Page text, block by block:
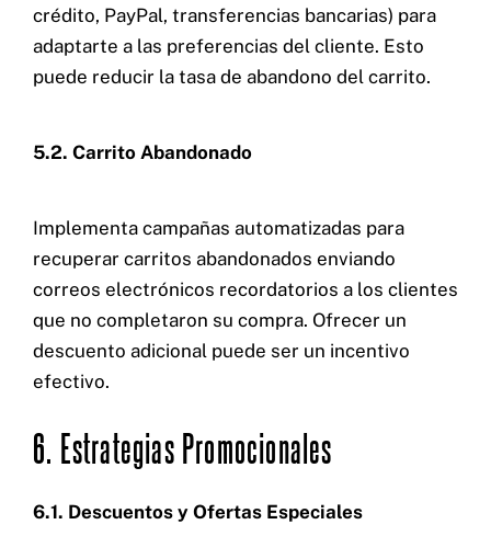
crédito, PayPal, transferencias bancarias) para
adaptarte a las preferencias del cliente. Esto
puede reducir la tasa de abandono del carrito.
5.2. Carrito Abandonado
Implementa campañas automatizadas para
recuperar carritos abandonados enviando
correos electrónicos recordatorios a los clientes
que no completaron su compra. Ofrecer un
descuento adicional puede ser un incentivo
efectivo.
6. Estrategias Promocionales
6.1. Descuentos y Ofertas Especiales